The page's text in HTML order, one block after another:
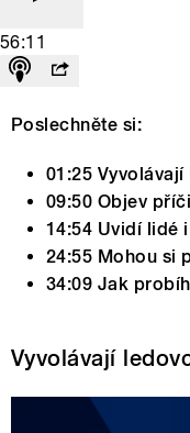
56:11
Poslechněte si:
01:25
09:50 Objev
14:54 Uvidí lidé
24:55 Mohou si
34:09 Jak
Vyvolávají